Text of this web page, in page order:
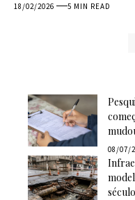
18/02/2026 5 MIN READ
08/07/